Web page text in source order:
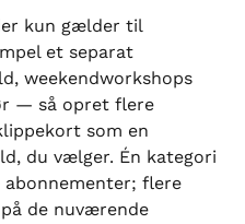
kun gælder til
et separat
weekendworkshops
— så opret flere
som en
du vælger. Én kategori
flere
de nuværende